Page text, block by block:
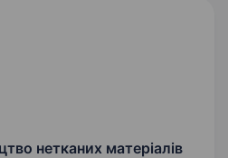
нетканих матеріалів